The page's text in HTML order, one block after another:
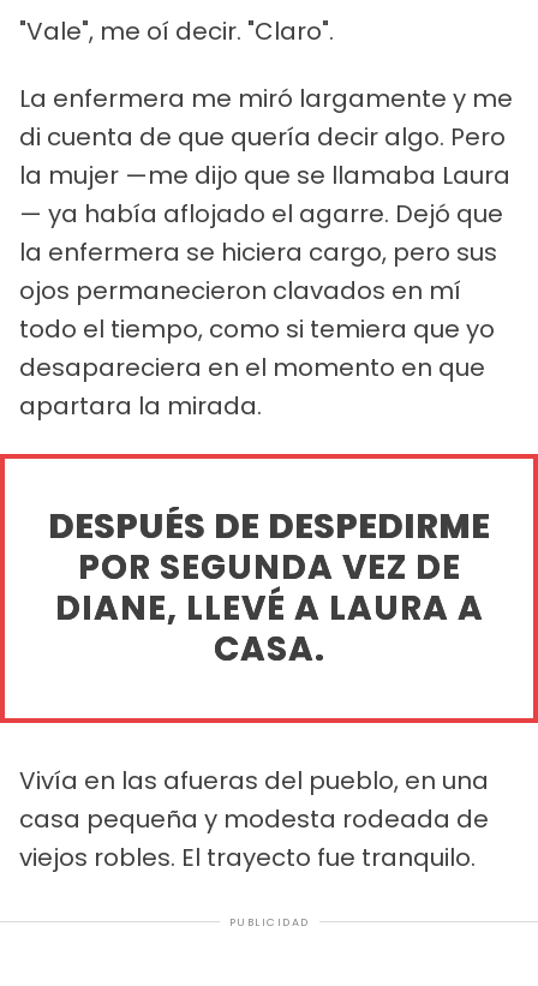
"Vale", me oí decir. "Claro".
La enfermera me miró largamente y me
di cuenta de que quería decir algo. Pero
la mujer —me dijo que se llamaba Laura
— ya había aflojado el agarre. Dejó que
la enfermera se hiciera cargo, pero sus
ojos permanecieron clavados en mí
todo el tiempo, como si temiera que yo
desapareciera en el momento en que
apartara la mirada.
DESPUÉS DE DESPEDIRME
POR SEGUNDA VEZ DE
DIANE, LLEVÉ A LAURA A
CASA.
Vivía en las afueras del pueblo, en una
casa pequeña y modesta rodeada de
viejos robles. El trayecto fue tranquilo.
PUBLICIDAD